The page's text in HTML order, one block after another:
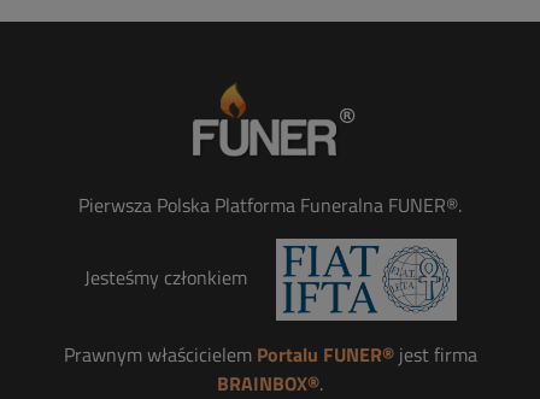
Pierwsza Polska Platforma Funeralna FUNER®.
Jesteśmy członkiem
Prawnym właścicielem Portalu FUNER®jest firma
BRAINBOX®.